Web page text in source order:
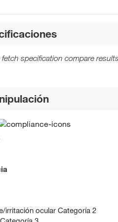
specification compare
irritación ocular Categoría 2